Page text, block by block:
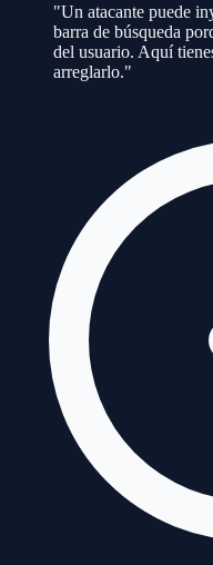
"Un atacante puede
barra de búsqueda
del usuario. Aquí
arreglarlo."